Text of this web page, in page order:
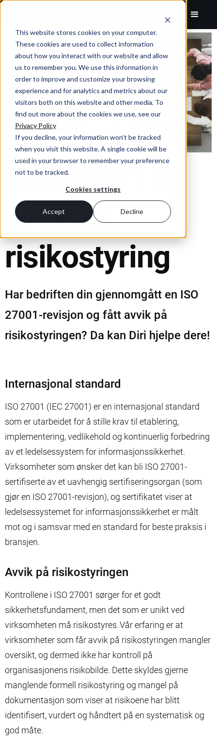
This website stores cookies on your computer.
These cookies are used to collect information
about how you interact with our website and allow
us to remember you. We use this information in
order to improve and customize your browsing
experience and for analytics and metrics about our
visitors both on this website and other media. To
find out more about the cookies we use, see our
Privacy Policy
If you decline, your information won’t be tracked
when you visit this website. A single cookie will be
used in your browser to remember your preference
not to be tracked.
Cookies settings
Accept Decline
ISO 27001 og
avvik på
risikostyring
Har bedriften din gjennomgått en ISO
27001-revisjon og fått avvik på
risikostyringen? Da kan Diri hjelpe dere!
Internasjonal standard
ISO 27001 (IEC 27001) er en internasjonal standard
som er utarbeidet for å stille krav til etablering,
implementering, vedlikehold og kontinuerlig forbedring
av et ledelsessystem for informasjonssikkerhet.
Virksomheter som ønsker det kan bli ISO 27001-
sertifiserte av et uavhengig sertifiseringsorgan (som
gjør en ISO 27001-revisjon), og sertifikatet viser at
ledelsessystemet for informasjonssikkerhet er målt
mot og i samsvar med en standard for beste praksis i
bransjen.
Avvik på risikostyringen
Kontrollene i ISO 27001 sørger for et godt
sikkerhetsfundament, men det som er unikt ved
virksomheten må risikostyres. Vår erfaring er at
virksomheter som får avvik på risikostyringen mangler
oversikt, og dermed ikke har kontroll på
organisasjonens risikobilde. Dette skyldes gjerne
manglende formell risikostyring og mangel på
dokumentasjon som viser at risikoene har blitt
identifisert, vurdert og håndtert på en systematisk og
god måte.